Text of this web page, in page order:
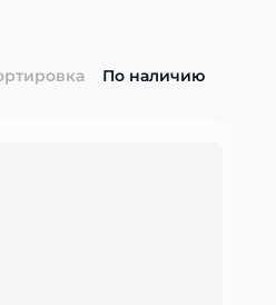
По наличию